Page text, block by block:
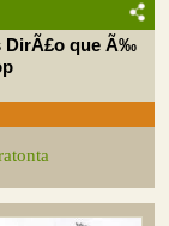
DirÃ£o que Ã‰